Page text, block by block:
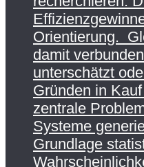
Orientierung.
damit
unterschätzt
Gründen in
zentrale
Systeme
Grundlage